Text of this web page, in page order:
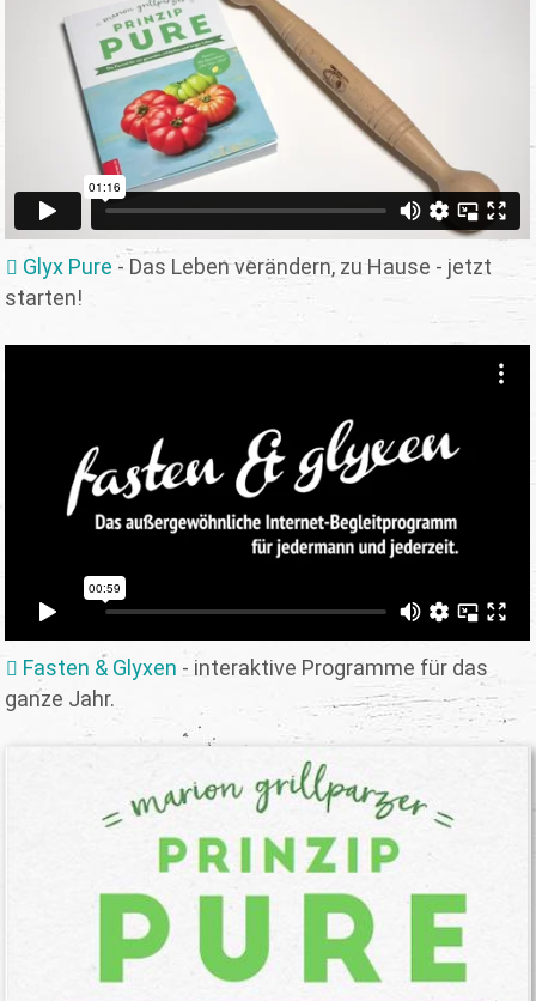
Glyx Pure- Das Leben verändern, zu Hause - jetzt
starten!
Fasten & Glyxen - interaktive Programme für das
ganze Jahr.